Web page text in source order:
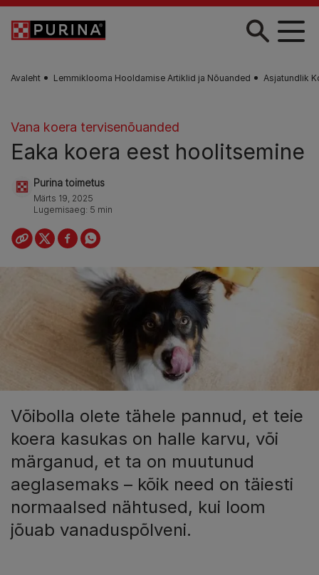
Liigu edasi põhisisu juurde
Avaleht Lemmiklooma Hooldamise Artiklid ja Nõuanded Asjatundlik
Vana koera tervisenõuanded
Eaka koera eest hoolitsemine
Purina toimetus
Märts 19, 2025
Lugemisaeg: 5 min
Võibolla olete tähele pannud, et teie
koera kasukas on halle karvu, või
märganud, et ta on muutunud
aeglasemaks – kõik need on täiesti
normaalsed nähtused, kui loom
jõuab vanaduspõlveni.